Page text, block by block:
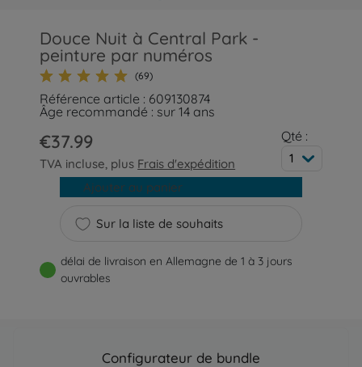
Douce Nuit à Central Park -
peinture par numéros
(69)
Référence article : 609130874
Âge recommandé : sur 14 ans
€37.99
TVA incluse, plus Frais d'expédition
Qté :
1
Sur la liste de souhaits
Ajouter au panier
délai de livraison en Allemagne de 1 à 3 jours
ouvrables
Configurateur de bundle